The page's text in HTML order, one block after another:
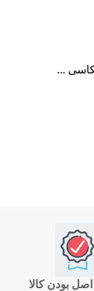
بودن کالا